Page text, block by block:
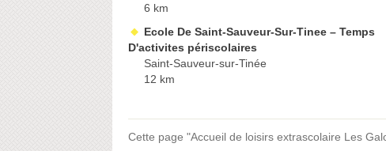
6 km
Ecole De Saint-Sauveur-Sur-Tinee – Temps
D'activites périscolaires
Saint-Sauveur-sur-Tinée
12 km
Cette page "Accueil de loisirs extrascolaire Les